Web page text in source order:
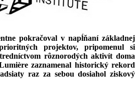
pokračoval v napĺňaní základnej
projektov, pripomenul si
rôznorodých aktivít doma
zaznamenal historický rekord
raz za sebou dosiahol ziskový